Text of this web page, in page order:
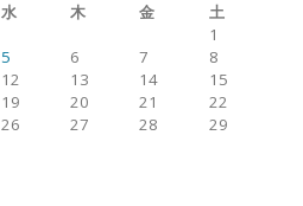
水 木 金
土
1
5 6 7
8
12 13 14
15
19 20 21
22
26 27 28
29